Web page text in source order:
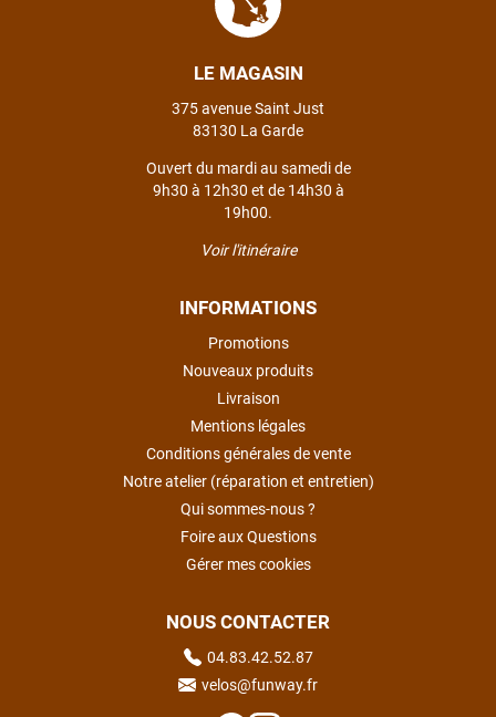
LE MAGASIN
375 avenue Saint Just
83130 La Garde
Ouvert du mardi au samedi de
9h30 à 12h30 et de 14h30 à
19h00.
Voir l'itinéraire
INFORMATIONS
Promotions
Nouveaux produits
Livraison
Mentions légales
Conditions générales de vente
Notre atelier (réparation et entretien)
Qui sommes-nous ?
Foire aux Questions
Gérer mes cookies
NOUS CONTACTER
04.83.42.52.87
velos@funway.fr